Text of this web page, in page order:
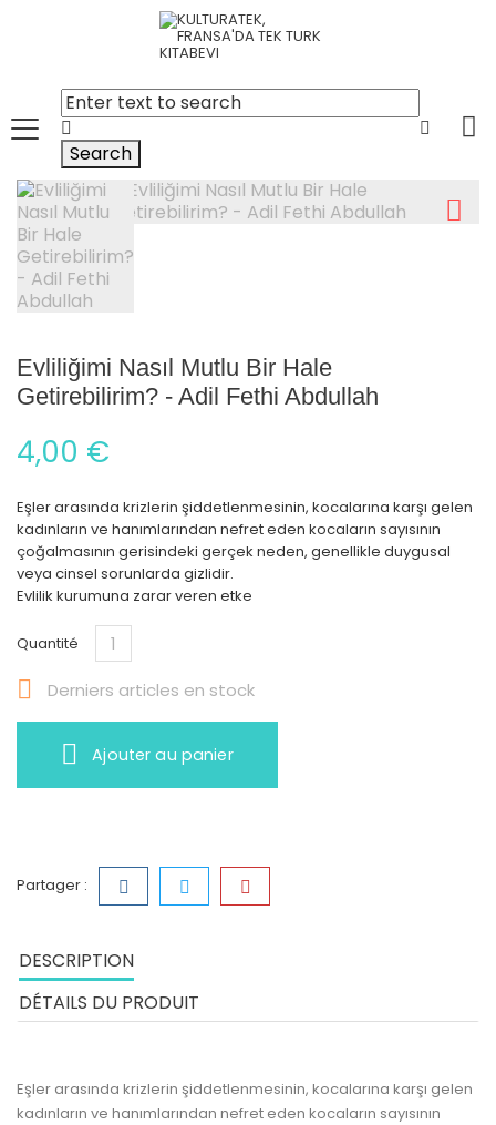
Search
Evliliğimi Nasıl Mutlu Bir Hale
Getirebilirim? - Adil Fethi Abdullah
4,00 €
Eşler arasında krizlerin şiddetlenmesinin, kocalarına karşı gelen
kadınların ve hanımlarından nefret eden kocaların sayısının
çoğalmasının gerisindeki gerçek neden, genellikle duygusal
veya cinsel sorunlarda gizlidir.
Evlilik kurumuna zarar veren etke
Quantité
 Derniers articles en stock
Ajouter au panier
Partager :
DESCRIPTION
DÉTAILS DU PRODUIT
Eşler arasında krizlerin şiddetlenmesinin, kocalarına karşı gelen
kadınların ve hanımlarından nefret eden kocaların sayısının